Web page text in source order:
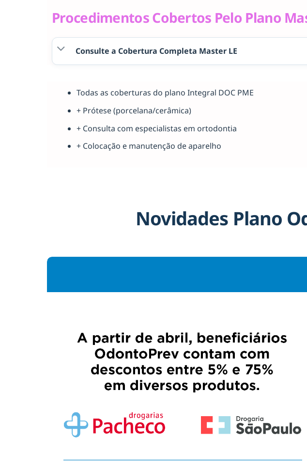
Procedimentos Cobertos Pelo Plano
Consulte a Cobertura Completa Master LE
Todas as coberturas do plano Integral DOC PME
+ Prótese (porcelana/cerâmica)
+ Consulta com especialistas em ortodontia
+ Colocação e manutenção de aparelho
Novidades Plano